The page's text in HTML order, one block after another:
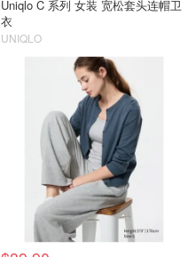
Uniqlo C 系列 女装 宽松套头连帽卫
衣
UNIQLO